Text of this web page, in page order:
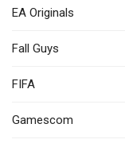
EA Originals
Fall Guys
FIFA
Gamescom